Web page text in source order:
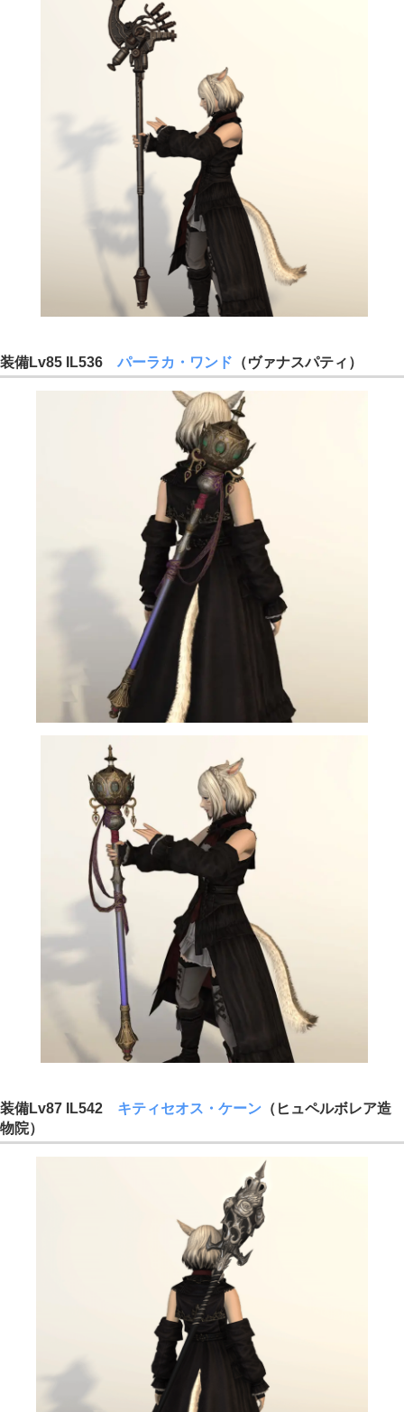
装備Lv85 IL536 パーラカ・ワンド （ヴァナスパティ）
装備Lv87 IL542 キティセオス・ケーン （ヒュペルボレア造
物院）